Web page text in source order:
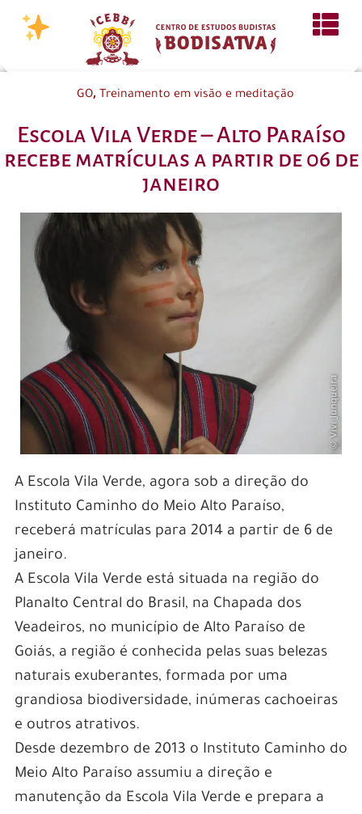
GO, Treinamento em visão e meditação
Escola Vila Verde – Alto Paraíso
recebe matrículas a partir de 06 de
janeiro
A Escola Vila Verde, agora sob a direção do
Instituto Caminho do Meio Alto Paraíso,
receberá matrículas para 2014 a partir de 6 de
janeiro.
A Escola Vila Verde está situada na região do
Planalto Central do Brasil, na Chapada dos
Veadeiros, no município de Alto Paraíso de
Goiás, a região é conhecida pelas suas belezas
naturais exuberantes, formada por uma
grandiosa biodiversidade, inúmeras cachoeiras
e outros atrativos.
Desde dezembro de 2013 o Instituto Caminho do
Meio Alto Paraíso assumiu a direção e
manutenção da Escola Vila Verde e prepara a